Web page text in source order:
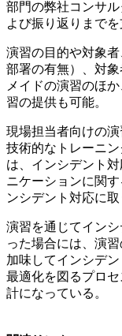
部門の弊社コンサ
よび振り返りまでを
演習の目的や対象
部署の有無）、対
メイドの演習のほ
習の提供も可能。
現場担当者向けの
技術的なトレーニ
は、インシデント
ニケーションに関
ンシデント対応に
演習を通じてイン
った場合には、演
加味してインシデ
最適化を図るプロ
計になっている。